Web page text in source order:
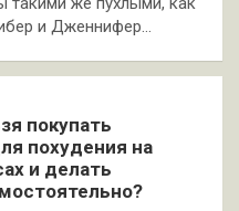
и Дженнифер…
покупать
похудения на
и делать